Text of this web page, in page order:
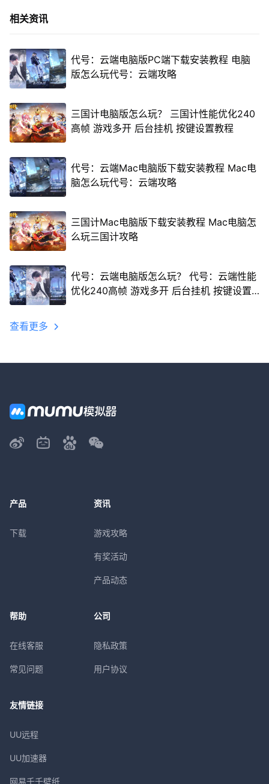
相关资讯
代号：云端电脑版PC端下载安装教程 电脑
版怎么玩代号：云端攻略
三国计电脑版怎么玩？ 三国计性能优化240
高帧 游戏多开 后台挂机 按键设置教程
代号：云端Mac电脑版下载安装教程 Mac电
脑怎么玩代号：云端攻略
三国计Mac电脑版下载安装教程 Mac电脑怎
么玩三国计攻略
代号：云端电脑版怎么玩？ 代号：云端性能
优化240高帧 游戏多开 后台挂机 按键设置
查看更多
产品
下载
资讯
游戏攻略
有奖活动
产品动态
帮助
在线客服
常见问题
公司
隐私政策
用户协议
友情链接
UU远程
UU加速器
网易千千壁纸